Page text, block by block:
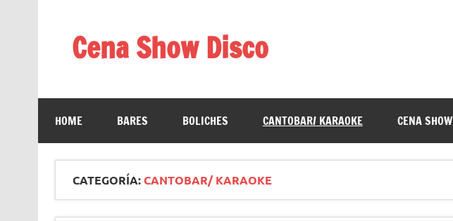
Cena Show Disco
HOME BARES BOLICHES CANTOBAR/ KARAOKE CENA SHOW
CATEGORÍA:CANTOBAR/ KARAOKE